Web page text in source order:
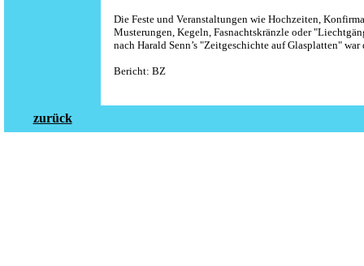
Die Feste und Veranstaltungen wie Hochzeiten,
Musterungen, Kegeln, Fasnachtskränzle oder
nach Harald Senn’s "Zeitgeschichte auf Glasplatten"
Bericht: BZ
zurück